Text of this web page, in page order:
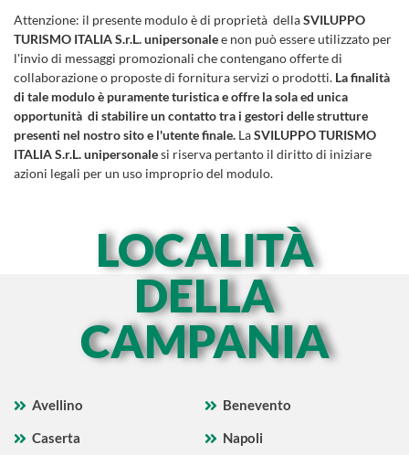
Attenzione: il presente modulo è di proprietà dellaSVILUPPO
TURISMO ITALIA S.r.L. unipersonalee non può essere utilizzato per
l'invio di messaggi promozionali che contengano offerte di
collaborazione o proposte di fornitura servizi o prodotti. La finalità
di tale modulo è puramente turistica e offre la sola ed unica
opportunità di stabilire un contatto tra i gestori delle strutture
presenti nel nostro sito e l'utente finale. LaSVILUPPO TURISMO
ITALIA S.r.L. unipersonalesi riserva pertanto il diritto di iniziare
azioni legali per un uso improprio del modulo.
LOCALITÀ
DELLA
CAMPANIA
Avellino
Benevento
Caserta
Napoli